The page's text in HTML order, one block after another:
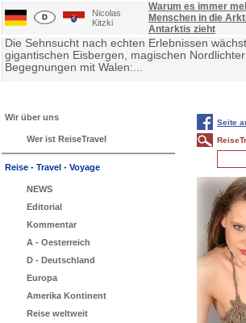
Nicolas
Kitzki
Warum es immer
Menschen in die
Antarktis zieht
Die Sehnsucht nach echten Erlebnissen
gigantischen Eisbergen, magischen
Begegnungen mit Walen:...
Wir über uns
Wer ist ReiseTravel
Reise - Travel - Voyage
NEWS
Editorial
Kommentar
A - Oesterreich
D - Deutschland
Europa
Amerika Kontinent
Reise weltweit
Seite